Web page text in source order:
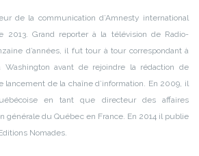
de la communication d’Amnesty international
2013. Grand reporter à la télévision de Radio-
d’années, il fut tour à tour correspondant à
avant de rejoindre la rédaction de
lancement de la chaîne d’information. En 2009, il
en tant que directeur des affaires
générale du Québec en France. En 2014 il publie
Nomades.